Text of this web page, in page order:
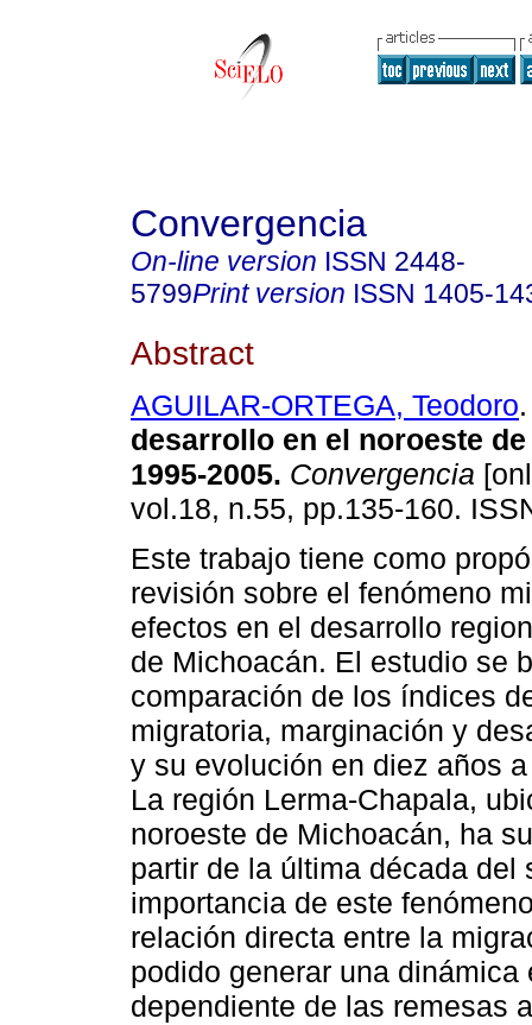
Convergencia
On-line version ISSN 2448-
5799Print version ISSN 1405-
Abstract
AGUILAR-ORTEGA, Teodoro.
desarrollo en el noroeste
1995-2005. Convergencia
vol.18, n.55, pp.135-160.
Este trabajo tiene como
revisión sobre el fenómeno
efectos en el desarrollo
de Michoacán. El estudio se
comparación de los índices
migratoria, marginación y
y su evolución en diez años
La región Lerma-Chapala,
noroeste de Michoacán, ha
partir de la última década
importancia de este
relación directa entre la
podido generar una
dependiente de las remesas